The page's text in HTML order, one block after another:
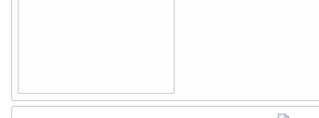
День архитектуры